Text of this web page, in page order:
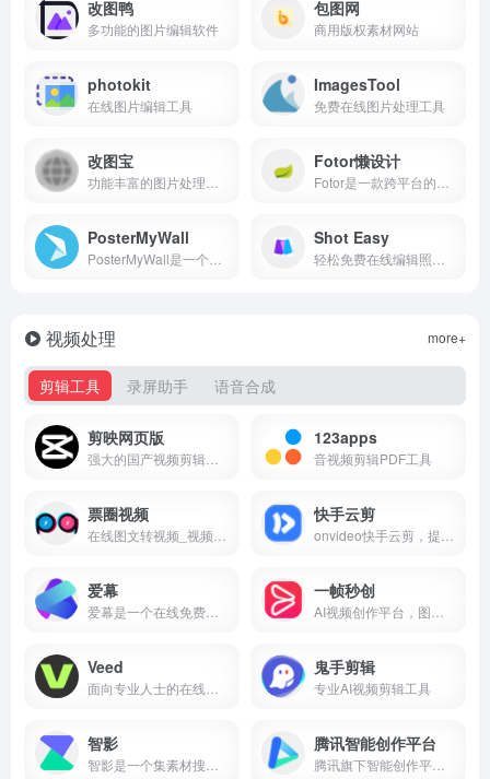
改图鸭
多功能的图片编辑软件
包图网
商用版权素材网站
photokit
在线图片编辑工具
ImagesTool
免费在线图片处理工具
改图宝 Fotor懒设计
PosterMyWall Shot Easy
视频处理
剪辑工具 录屏助手 语音合成
more+
剪映网页版 123apps
音视频剪辑PDF工具
票圈视频 快手云剪
爱幕 一帧秒创
Veed 鬼手剪辑
专业AI视频剪辑工具
智影 腾讯智能创作平台